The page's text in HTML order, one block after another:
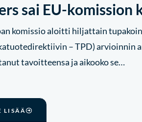
sai EU-komission
komissio aloitti hiljattain
– TPD) arvioinnin
tavoitteensa ja aikooko se…
LISÄÄ